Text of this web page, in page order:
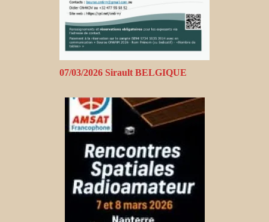
07/03/2026 Sirault BELGIQUE